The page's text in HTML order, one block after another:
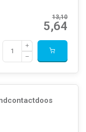
13,10
5,64